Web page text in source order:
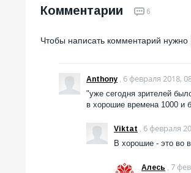
Комментарии 6
Чтобы написать комментарий нужно
Anthony 6 февраля 2018,
"уже сегодня зрителей
в хорошие времена 1000 и
Viktat 6 февраля
В хорошие - это во
Алесь 7